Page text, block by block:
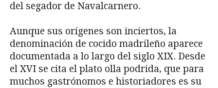
del segador de Navalcarnero.
Aunque sus orígenes son inciertos, la
denominación de cocido madrileño aparece
documentada a lo largo del siglo XIX. Desde
el XVI se cita el plato olla podrida, que para
muchos gastrónomos e historiadores es su